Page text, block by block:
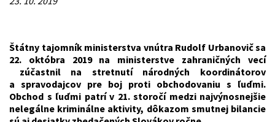
Štátny tajomník ministerstva vnútra Rudolf Urbanovič sa
22. októbra 2019 na ministerstve zahraničných vecí
zúčastnil na stretnutí národných koordinátorov
a spravodajcov pre boj proti obchodovaniu s ľuďmi.
Obchod s ľuďmi patrí v 21. storočí medzi najvýnosnejšie
nelegálne kriminálne aktivity, dôkazom smutnej bilancie